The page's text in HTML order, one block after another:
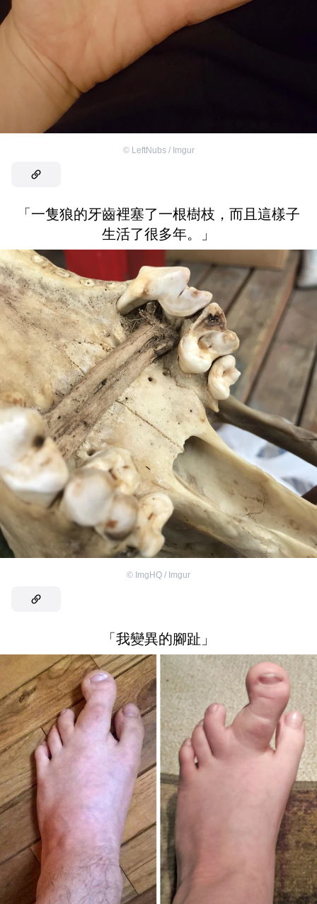
© LeftNubs / Imgur
「一隻狼的牙齒裡塞了一根樹枝，而且這樣子
生活了很多年。」
© ImgHQ / Imgur
「我變異的腳趾」